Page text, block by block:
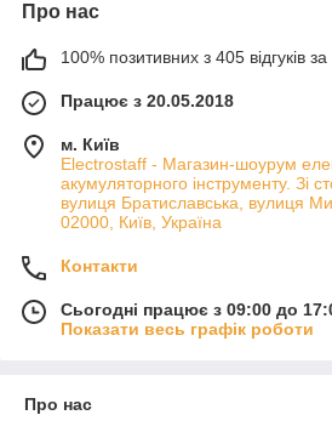
Про нас
100% позитивних з 405 відгуків за
Працює з 20.05.2018
м. Київ
Electrostaff - Магазин-шоурум
акумуляторного інструменту. Зі
вулиця Братиславська, вулиця
02000, Київ, Україна
Контакти
Сьогодні працює з 09:00 до
Показати весь графік роботи
Про нас